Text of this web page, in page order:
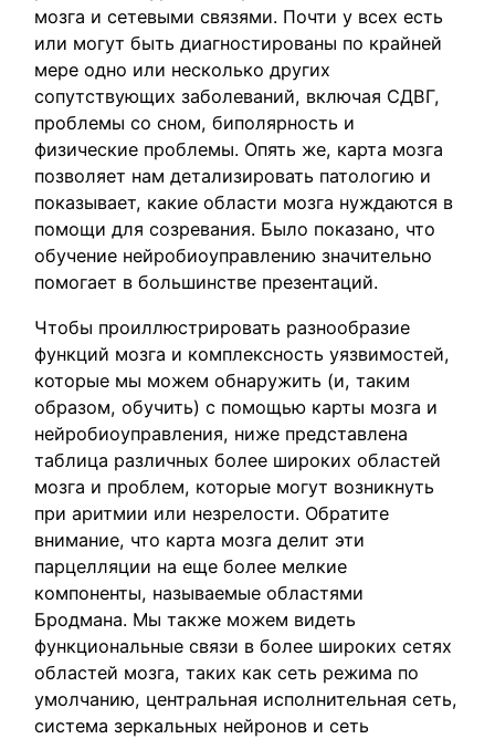
мозга и сетевыми связями. Почти у всех есть
или могут быть диагностированы по крайней
мере одно или несколько других
сопутствующих заболеваний, включая СДВГ,
проблемы со сном, биполярность и
физические проблемы. Опять же, карта мозга
позволяет нам детализировать патологию и
показывает, какие области мозга нуждаются в
помощи для созревания. Было показано, что
обучение нейробиоуправлению значительно
помогает в большинстве презентаций.
Чтобы проиллюстрировать разнообразие
функций мозга и комплексность уязвимостей,
которые мы можем обнаружить (и, таким
образом, обучить) с помощью карты мозга и
нейробиоуправления, ниже представлена
таблица различных более широких областей
мозга и проблем, которые могут возникнуть
при аритмии или незрелости. Обратите
внимание, что карта мозга делит эти
парцелляции на еще более мелкие
компоненты, называемые областями
Бродмана. Мы также можем видеть
функциональные связи в более широких сетях
областей мозга, таких как сеть режима по
умолчанию, центральная исполнительная сеть,
система зеркальных нейронов и сеть